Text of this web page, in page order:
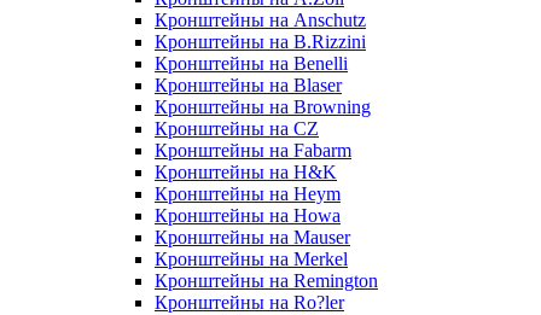
Кронштейны на Anschutz
Кронштейны на B.Rizzini
Кронштейны на Benelli
Кронштейны на Blaser
Кронштейны на Browning
Кронштейны на CZ
Кронштейны на Fabarm
Кронштейны на H&K
Кронштейны на Heym
Кронштейны на Howa
Кронштейны на Mauser
Кронштейны на Merkel
Кронштейны на Remington
Кронштейны на Ro?ler